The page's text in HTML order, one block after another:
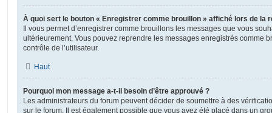
À quoi sert le bouton « Enregistrer comme brouillon » affiché lors de la
Il vous permet d’enregistrer comme brouillons les messages que vous
ultérieurement. Vous pouvez reprendre les messages enregistrés comme
contrôle de l’utilisateur.
Haut
Pourquoi mon message a-t-il besoin d’être approuvé ?
Les administrateurs du forum peuvent décider de soumettre à des
sur le forum. Il est également possible que vous ayez été placé dans un